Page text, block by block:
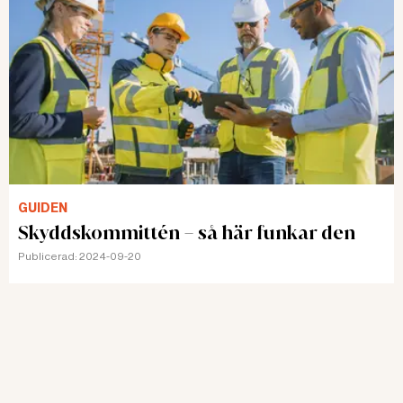
Maria Karlander
I dag anmäler sig de som vill gå på föreläsningen om
klimakteriet själva. I mars 2024 hade 800 medarbetare,
eller 68 procent av de kvinnliga medarbetarna i
åldersgruppen 40–60, gjort det. Maria Karlander
skulle hellre se att de anställda fick en kallelse. Då
skulle fler delta, tror hon.
– Många får dåligt samvete för att de lämnar sina
kollegor för att göra något som bara är för deras egen
skull. De vill inte vara jobbiga, bli ett problem därför
GUIDEN
Skyddskommittén – så här funkar den
Publicerad: 2024-09-20